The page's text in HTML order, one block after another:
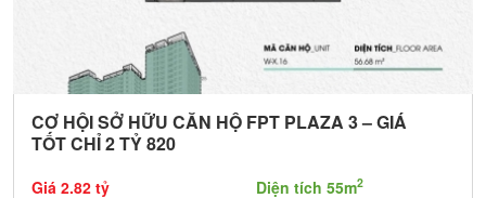
CƠ HỘI SỞ HỮU CĂN HỘ FPT PLAZA 3 – GIÁ
TỐT CHỈ 2 TỶ 820
Giá 2.82 tỷ Diện tích 55m2